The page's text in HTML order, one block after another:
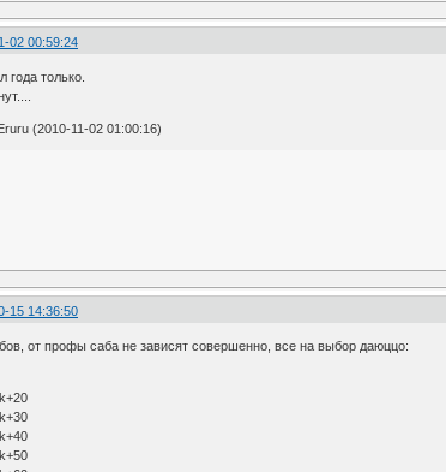
02 00:59:24
года только.
(2010-11-02 01:00:16)
15 14:36:50
от профы саба не зависят совершенно, все на выбор даюццо: